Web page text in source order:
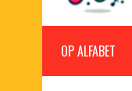
OP ALFABET